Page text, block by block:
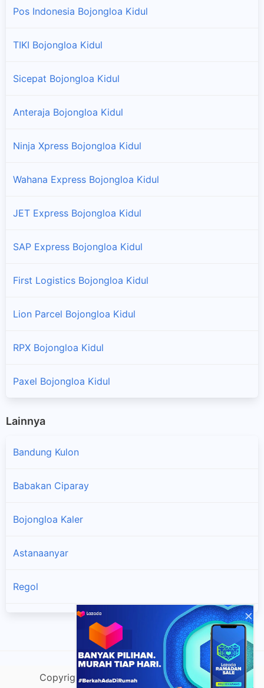
Pos Indonesia Bojongloa Kidul
TIKI Bojongloa Kidul
Sicepat Bojongloa Kidul
Anteraja Bojongloa Kidul
Ninja Xpress Bojongloa Kidul
Wahana Express Bojongloa Kidul
JET Express Bojongloa Kidul
SAP Express Bojongloa Kidul
First Logistics Bojongloa Kidul
Lion Parcel Bojongloa Kidul
RPX Bojongloa Kidul
Paxel Bojongloa Kidul
Lainnya
Bandung Kulon
Babakan Ciparay
Bojongloa Kaler
Astanaanyar
Regol
Copyright @ lacako.com | Sitemap | v.Do
×